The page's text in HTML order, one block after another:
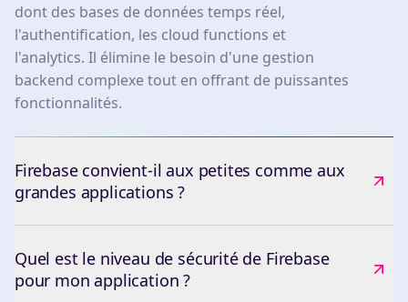
dont des bases de données temps réel,
l'authentification, les cloud functions et
l'analytics. Il élimine le besoin d'une gestion
backend complexe tout en offrant de puissantes
fonctionnalités.
Firebase convient-il aux petites comme aux
grandes applications ?
Quel est le niveau de sécurité de Firebase
pour mon application ?